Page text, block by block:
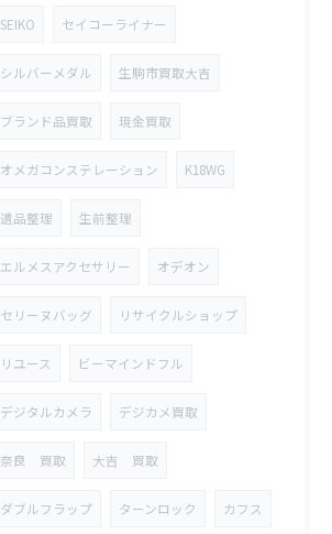
SEIKO セイコーライナー
シルバーメダル 生駒市買取大吉
ブランド品買取 現金買取
オメガコンステレーション K18WG
遺品整理 生前整理
エルメスアクセサリー オデオン
セリーヌバッグ リサイクルショップ
リユース ビーマインドフル
デジタルカメラ デジカメ買取
奈良 買取 大吉 買取
ダブルフラップ ターンロック カフス